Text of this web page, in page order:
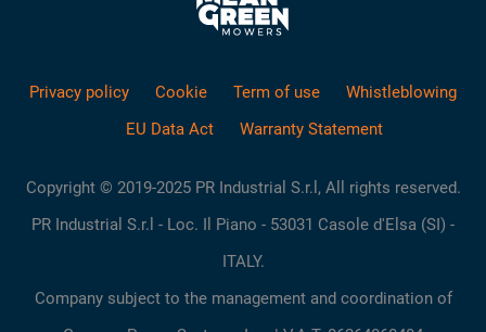
Privacy policy Cookie Term of use
Whistleblowing
EU Data Act
Warranty Statement
Copyright © 2019-2025 PR Industrial S.r.l, All rights reserved.
PR Industrial S.r.l - Loc. Il Piano - 53031 Casole d'Elsa (SI) -
ITALY.
Company subject to the management and coordination of